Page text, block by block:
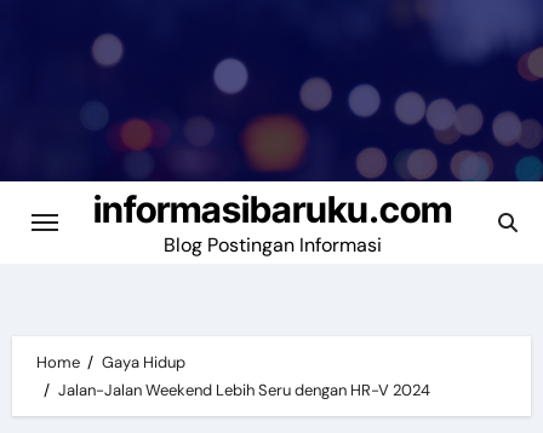
informasibaruku.com
Blog Postingan Informasi
Home
Gaya Hidup
Jalan-Jalan Weekend Lebih Seru dengan HR-V 2024